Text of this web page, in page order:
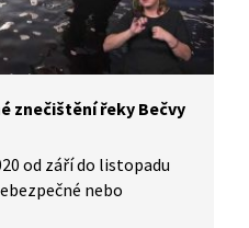
znečištění řeky Bečvy
od září do listopadu
nebo